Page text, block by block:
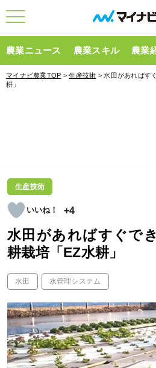
農業ニュース 農業スキル 農業
マイナビ農業TOP >生産技術 > 水田があればす
耕」
生産技術
+4
水田があればすぐで
耕栽培「EZ水耕」
水田 水管理システム